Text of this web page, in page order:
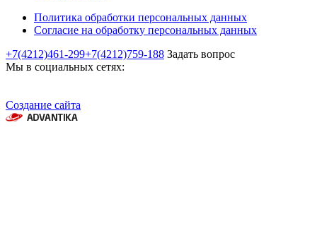
Политика обработки персональных данных
Согласие на обработку персональных данных
+7(4212)461-299+7(4212)759-188 Задать вопрос
Мы в социальных сетях:
Создание сайта